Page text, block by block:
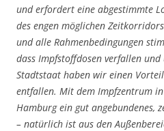
und erfordert eine abgestimmte
des engen möglichen
und alle Rahmenbedingungen
dass Impfstoffdosen verfallen
Stadtstaat haben wir einen
entfallen. Mit dem Impfzentrum
Hamburg ein gut angebundenes,
– natürlich ist aus den